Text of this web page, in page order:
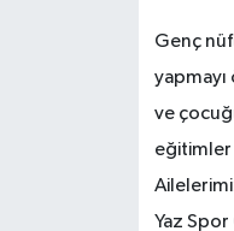
Genç
yapmayı
ve
eğitimler
Yaz